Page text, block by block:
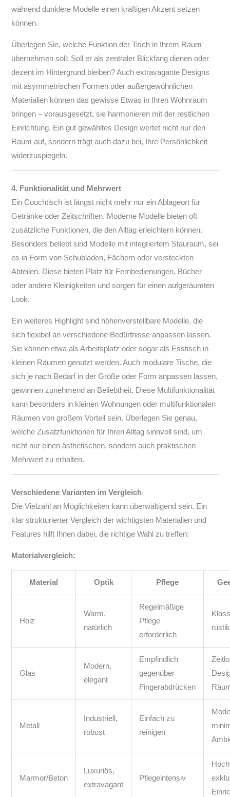
während dunklere Modelle einen kräftigen Akzent setzen
können.
Überlegen Sie, welche Funktion der Tisch in Ihrem Raum
übernehmen soll: Soll er als zentraler Blickfang dienen oder
dezent im Hintergrund bleiben? Auch extravagante Designs
mit asymmetrischen Formen oder außergewöhnlichen
Materialien können das gewisse Etwas in Ihren Wohnraum
bringen – vorausgesetzt, sie harmonieren mit der restlichen
Einrichtung. Ein gut gewähltes Design wertet nicht nur den
Raum auf, sondern trägt auch dazu bei, Ihre Persönlichkeit
widerzuspiegeln.
4. Funktionalität und Mehrwert
Ein Couchtisch ist längst nicht mehr nur ein Ablageort für
Getränke oder Zeitschriften. Moderne Modelle bieten oft
zusätzliche Funktionen, die den Alltag erleichtern können.
Besonders beliebt sind Modelle mit integriertem Stauraum, sei
es in Form von Schubladen, Fächern oder versteckten
Abteilen. Diese bieten Platz für Fernbedienungen, Bücher
oder andere Kleinigkeiten und sorgen für einen aufgeräumten
Look.
Ein weiteres Highlight sind höhenverstellbare Modelle, die
sich flexibel an verschiedene Bedürfnisse anpassen lassen.
Sie können etwa als Arbeitsplatz oder sogar als Esstisch in
kleinen Räumen genutzt werden. Auch modulare Tische, die
sich je nach Bedarf in der Größe oder Form anpassen lassen,
gewinnen zunehmend an Beliebtheit. Diese Multifunktionalität
kann besonders in kleinen Wohnungen oder multifunktionalen
Räumen von großem Vorteil sein. Überlegen Sie genau,
welche Zusatzfunktionen für Ihren Alltag sinnvoll sind, um
nicht nur einen ästhetischen, sondern auch praktischen
Mehrwert zu erhalten.
Verschiedene Varianten im Vergleich
Die Vielzahl an Möglichkeiten kann überwältigend sein. Ein
klar strukturierter Vergleich der wichtigsten Materialien und
Features hilft Ihnen dabei, die richtige Wahl zu treffen:
Materialvergleich:
Material Optik Pflege
Holz
Warm,
natürlich
Regelmäßige
Pflege
erforderlich
Glas
Modern,
elegant
Empfindlich
gegenüber
Fingerabdrücken
Metall
Industriell,
robust
Einfach zu
reinigen
Marmor/Beton
Luxuriös,
extravagant
Pflegeintensiv